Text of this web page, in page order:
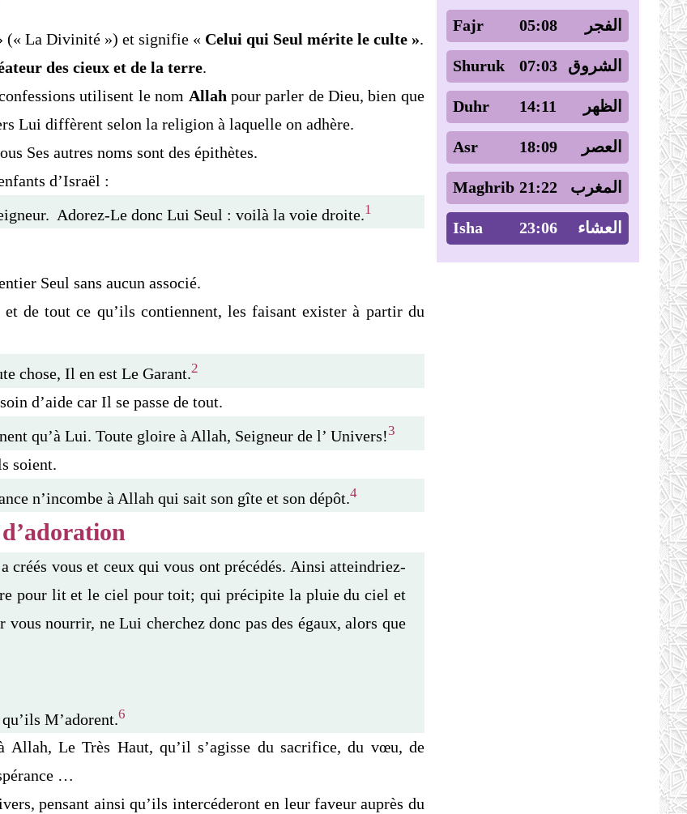
(« La Divinité ») et signifie « Celui qui Seul mérite le culte ».
des cieux et de la terre.
utilisent le nom Allah pour parler de Dieu, bien que
Lui diffèrent selon la religion à laquelle on adhère.
Ses autres noms sont des épithètes.
d’Israël :
Adorez-Le donc Lui Seul : voilà la voie droite. 1
Seul sans aucun associé.
de tout ce qu’ils contiennent, les faisant exister à partir du
chose, Il en est Le Garant.2
d’aide car Il se passe de tout.
qu’à Lui. Toute gloire à Allah, Seigneur de l’ Univers!3
soient.
n’incombe à Allah qui sait son gîte et son dépôt. 4
créés vous et ceux qui vous ont précédés. Ainsi atteindriez-
pour lit et le ciel pour toit; qui précipite la pluie du ciel et
nourrir, ne Lui cherchez donc pas des égaux, alors que
M’adorent.6
Allah, Le Très Haut, qu’il s’agisse du sacrifice, du vœu, de
…
pensant ainsi qu’ils intercéderont en leur faveur auprès du
Fajr 05:08 الفجر
Shuruk 07:03 الشروق
Duhr 14:11 الظهر
Asr 18:09 العصر
Maghrib 21:22 المغرب
Isha 23:06 العشاء